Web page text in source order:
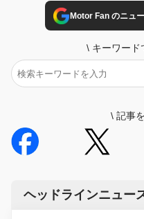
Motor Fan のニュ
\ キーワード
\ 記事
ヘッドラインニュー